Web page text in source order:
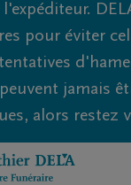
pour éviter
jamais
alors restez